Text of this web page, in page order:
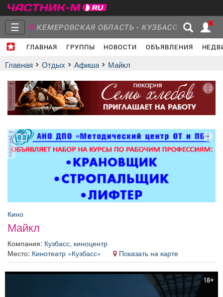
☰ КЕМЕРОВСКАЯ ОБЛАСТЬ - КУЗБАСС
ГЛАВНАЯ ГРУППЫ НОВОСТИ ОБЪЯВЛЕНИЯ
Объявления Недвижимость Услуги
Афиша
Погода
Главная Отдых афиша Майкл
реклама
реклама
Кино
Майкл
Компания: Кузбасс, киноцентр
Место: Кинотеатр «Кузбасс» Показать на карте